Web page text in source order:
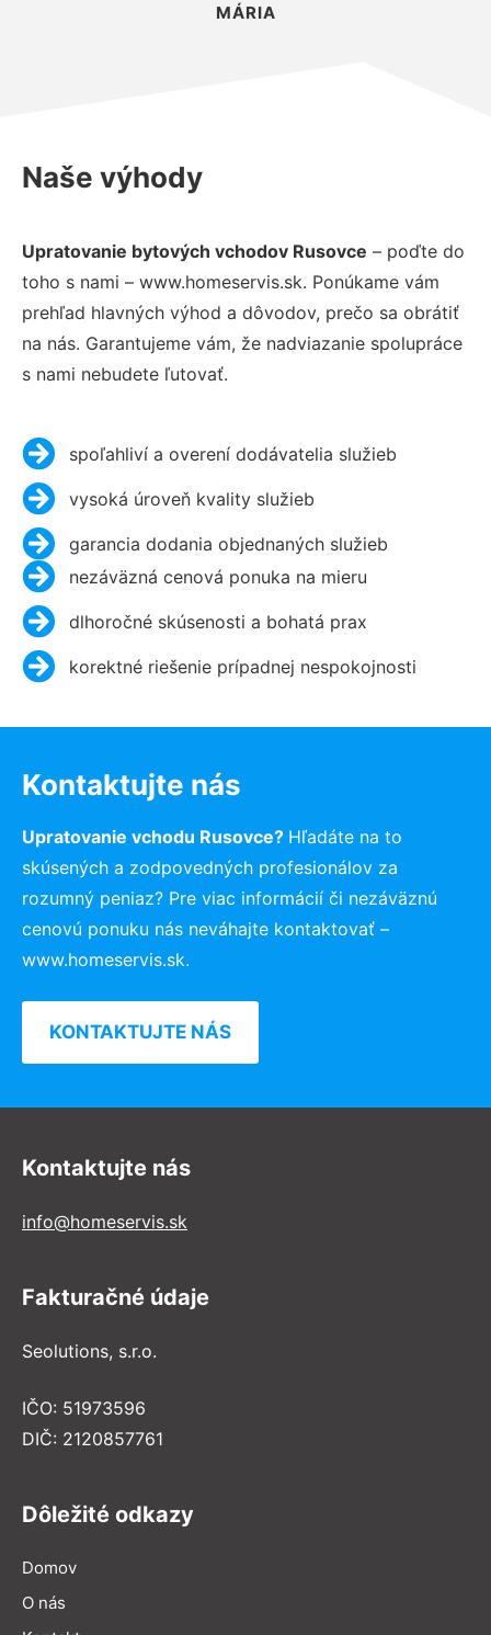
MÁRIA
Naše výhody
Upratovanie bytových vchodov Rusovce – poďte do
toho s nami – www.homeservis.sk. Ponúkame vám
prehľad hlavných výhod a dôvodov, prečo sa obrátiť
na nás. Garantujeme vám, že nadviazanie spolupráce
s nami nebudete ľutovať.
spoľahliví a overení dodávatelia služieb
vysoká úroveň kvality služieb
garancia dodania objednaných služieb
nezáväzná cenová ponuka na mieru
dlhoročné skúsenosti a bohatá prax
korektné riešenie prípadnej nespokojnosti
Kontaktujte nás
Upratovanie vchodu Rusovce? Hľadáte na to
skúsených a zodpovedných profesionálov za
rozumný peniaz? Pre viac informácií či nezáväznú
cenovú ponuku nás neváhajte kontaktovať –
www.homeservis.sk.
KONTAKTUJTE NÁS
Kontaktujte nás
info@homeservis.sk
Fakturačné údaje
Seolutions, s.r.o.
IČO: 51973596
DIČ: 2120857761
Dôležité odkazy
Domov
O nás